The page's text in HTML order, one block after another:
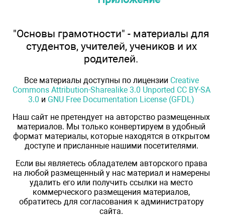
"Основы грамотности" - материалы для
студентов, учителей, учеников и их
родителей.
Все материалы доступны по лицензии Creative
Commons Attribution-Sharealike 3.0 Unported CC BY-SA
3.0 и GNU Free Documentation License (GFDL)
Наш сайт не претендует на авторство размещенных
материалов. Мы только конвертируем в удобный
формат материалы, которые находятся в открытом
доступе и присланные нашими посетителями.
Если вы являетесь обладателем авторского права
на любой размещенный у нас материал и намерены
удалить его или получить ссылки на место
коммерческого размещения материалов,
обратитесь для согласования к администратору
сайта.